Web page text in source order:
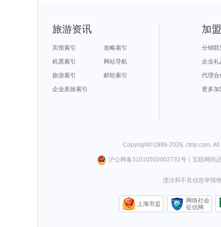
旅游资讯
宾馆索引
攻略索引
机票索引
网站导航
旅游索引
邮轮索引
企业差旅索引
加
分销联
企业礼
代理合
更多加
Copyright©1999-2026 ctrip.com .
沪公网备31010502002731号丨 互联网药
违法和不良信息举报
上海市监
网络社会
征信网